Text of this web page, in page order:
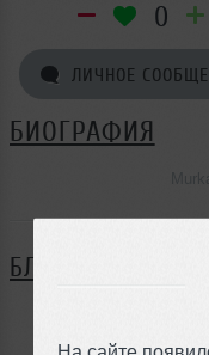
На сайте
0
ЛИЧНОЕ
БИОГРАФИЯ
БЛОГ